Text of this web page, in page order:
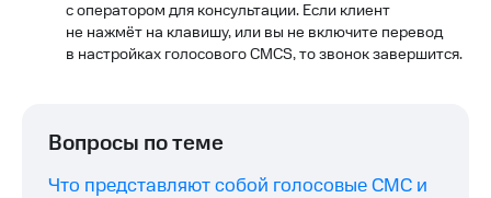
с оператором для консультации. Если клиент
не нажмёт на клавишу, или вы не включите перевод
в настройках голосового СМСS, то звонок завершится.
Вопросы по теме
Что представляют собой голосовые СМС и